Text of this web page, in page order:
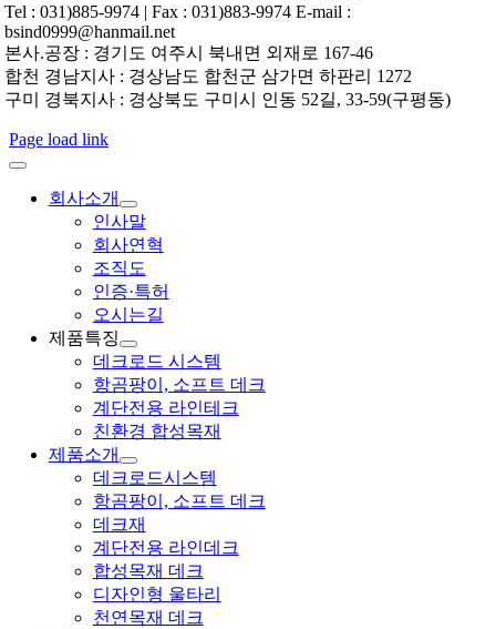
Tel : 031)885-9974 | Fax : 031)883-9974 E-mail :
bsind0999@hanmail.net
본사.공장 : 경기도 여주시 북내면 외재로 167-46
합천 경남지사 : 경상남도 합천군 삼가면 하판리 1272
구미 경북지사 : 경상북도 구미시 인동 52길, 33-59(구평동)
Page load link
회사소개
인사말
회사연혁
조직도
인증·특허
오시는길
제품특징
데크로드 시스템
항곰팡이, 소프트 데크
계단전용 라인테크
친환경 합성목재
제품소개
데크로드시스템
항곰팡이, 소프트 데크
데크재
계단전용 라인데크
합성목재 데크
디자인형 울타리
천연목재 데크